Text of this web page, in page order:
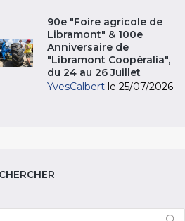
90e "Foire agricole de
Libramont" & 100e
Anniversaire de
"Libramont Coopéralia",
du 24 au 26 Juillet
YvesCalbert le 25/07/2026